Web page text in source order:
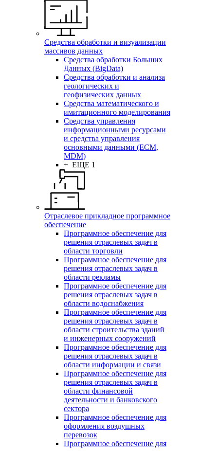
Средства обработки и визуализации
массивов данных
Средства обработки Больших
Данных (BigData)
Средства обработки и анализа
геологических и
геофизических данных
Средства математического и
имитационного моделирования
Средства управления
информационными ресурсами
и средства управления
основными данными (ECM,
MDM)
+ ЕЩЕ 1
Отраслевое прикладное программное
обеспечение
Программное обеспечение для
решения отраслевых задач в
области торговли
Программное обеспечение для
решения отраслевых задач в
области рекламы
Программное обеспечение для
решения отраслевых задач в
области водоснабжения
Программное обеспечение для
решения отраслевых задач в
области строительства зданий
и инженерных сооружений
Программное обеспечение для
решения отраслевых задач в
области информации и связи
Программное обеспечение для
решения отраслевых задач в
области финансовой
деятельности и банковского
сектора
Программное обеспечение для
оформления воздушных
перевозок
Программное обеспечение для